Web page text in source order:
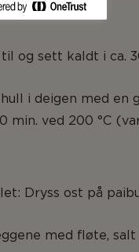
og sett kaldt i ca.
i deigen med en
min. ved 200 °C
Dryss ost på
med fløte,